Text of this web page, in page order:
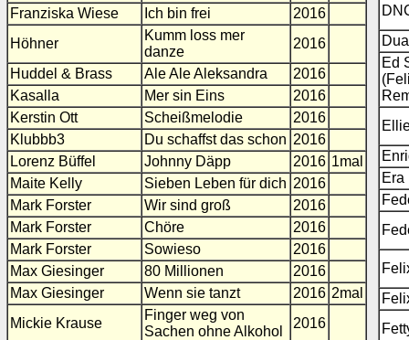
Franziska Wiese
Ich bin frei
2016
Höhner
Kumm loss mer
danze
2016
Huddel & Brass
Ale Ale Aleksandra
2016
Kasalla
Mer sin Eins
2016
Kerstin Ott
Scheißmelodie
2016
Klubbb3
Du schaffst das schon 2016
Lorenz Büffel
Johnny Däpp 2016 1mal
Maite Kelly
Sieben Leben für dich 2016
Mark Forster
Wir sind groß
2016
Mark Forster
Chöre
2016
Mark Forster
Sowieso
2016
Max Giesinger
80 Millionen
2016
Max Giesinger
Wenn sie tanzt 2016 2mal
Mickie Krause
Finger weg von
Sachen ohne Alkohol
2016
Ed
Era